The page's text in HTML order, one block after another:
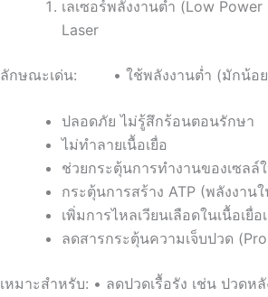
เลเซอร์พลังงานต่ำ (Low
Laser
ลักษณะเด่น: • ใช้พลังงานต่ำ (มักน้อย
ปลอดภัย ไม่รู้สึกร้อนตอนรักษา
ไม่ทำลายเนื้อเยื่อ
ช่วยกระตุ้นการทำงานของเซล
กระตุ้นการสร้าง ATP (พลังงานใ
เพิ่มการไหลเวียนเลือดในเนื้อเยื่อ
ลดสารกระตุ้นความเจ็บปวด
เหมาะสำหรับ: • ลดปวดเรื้อรัง เช่น ปวดห